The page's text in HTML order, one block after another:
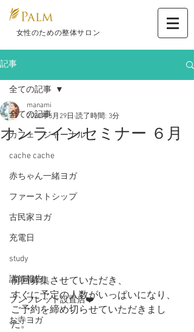
​ 女性のための整体サロン
記事
全ての記事
カフェ ジャーナル
cache cache
赤ちゃん一緒ヨガ
ファーストシップ
古民家ヨガ
充電日
study
講師報告
プンフレット設置店❤️
お寺ヨガ
全ての記事
オンラインセミナー ６月
manami
2020年5月29日 読了時間: 3分
前回募集させていただき、
すぐに予定の人数がいっぱいになり、
ご予約を締め切らせていただきまし
た。